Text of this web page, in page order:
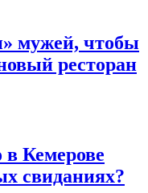
мужей, чтобы
ресторан
Кемерове
свиданиях?